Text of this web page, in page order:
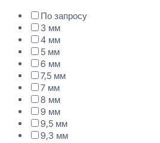
По запросу
3 мм
4 мм
5 мм
6 мм
7,5 мм
7 мм
8 мм
9 мм
9,5 мм
9,3 мм